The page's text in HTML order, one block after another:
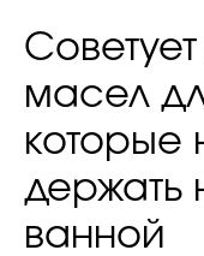
масел
которые
держать
ванной